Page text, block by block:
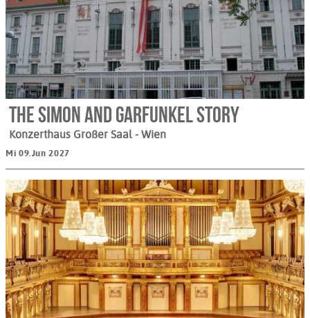
The Simon and Garfunkel Story
Konzerthaus Großer Saal - Wien
Mi 09.Jun 2027